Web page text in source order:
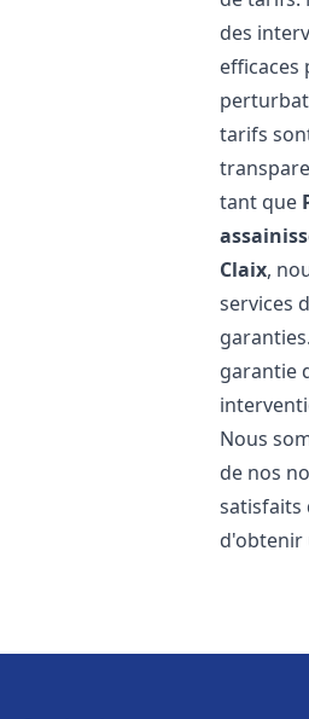
des
efficaces
tarifs
tant que
Claix,
services
garantie
Nous
de nos
satisfaits
d'obtenir